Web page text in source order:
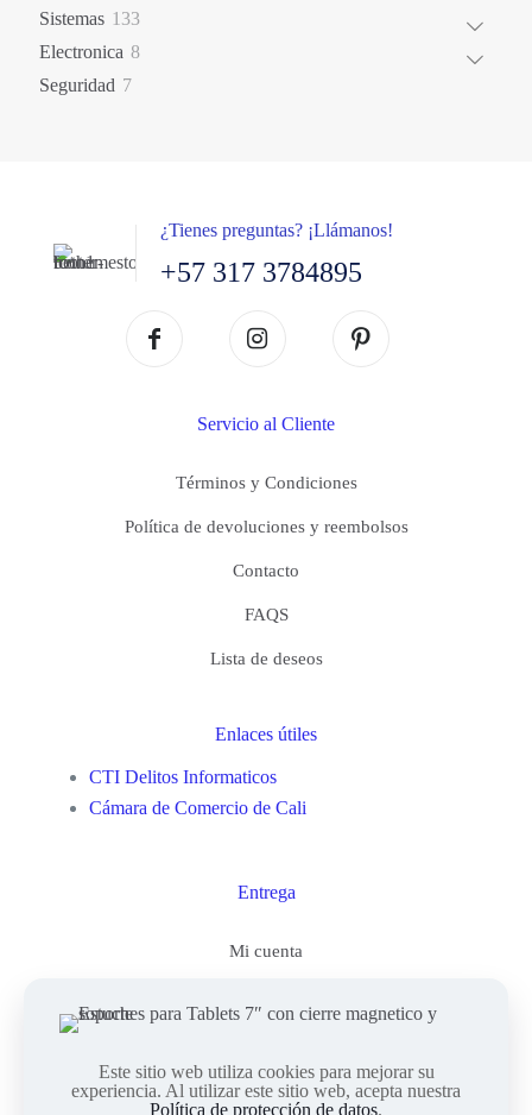
Sistemas 133133
Electronica 88
Seguridad 77
¿Tienes preguntas? ¡Llámanos!
+57 317 3784895
Servicio al Cliente
Términos y Condiciones
Política de devoluciones y reembolsos
Contacto
FAQS
Lista de deseos
Enlaces útiles
CTI Delitos Informaticos
Cámara de Comercio de Cali
Entrega
Mi cuenta
© 2023Computienda Electrónica. Todos los Derechos
Reservados. || Implementado porAndrés Escobar
Este sitio web utiliza cookies para mejorar su
experiencia. Al utilizar este sitio web, acepta nuestra
Política de protección de datos.